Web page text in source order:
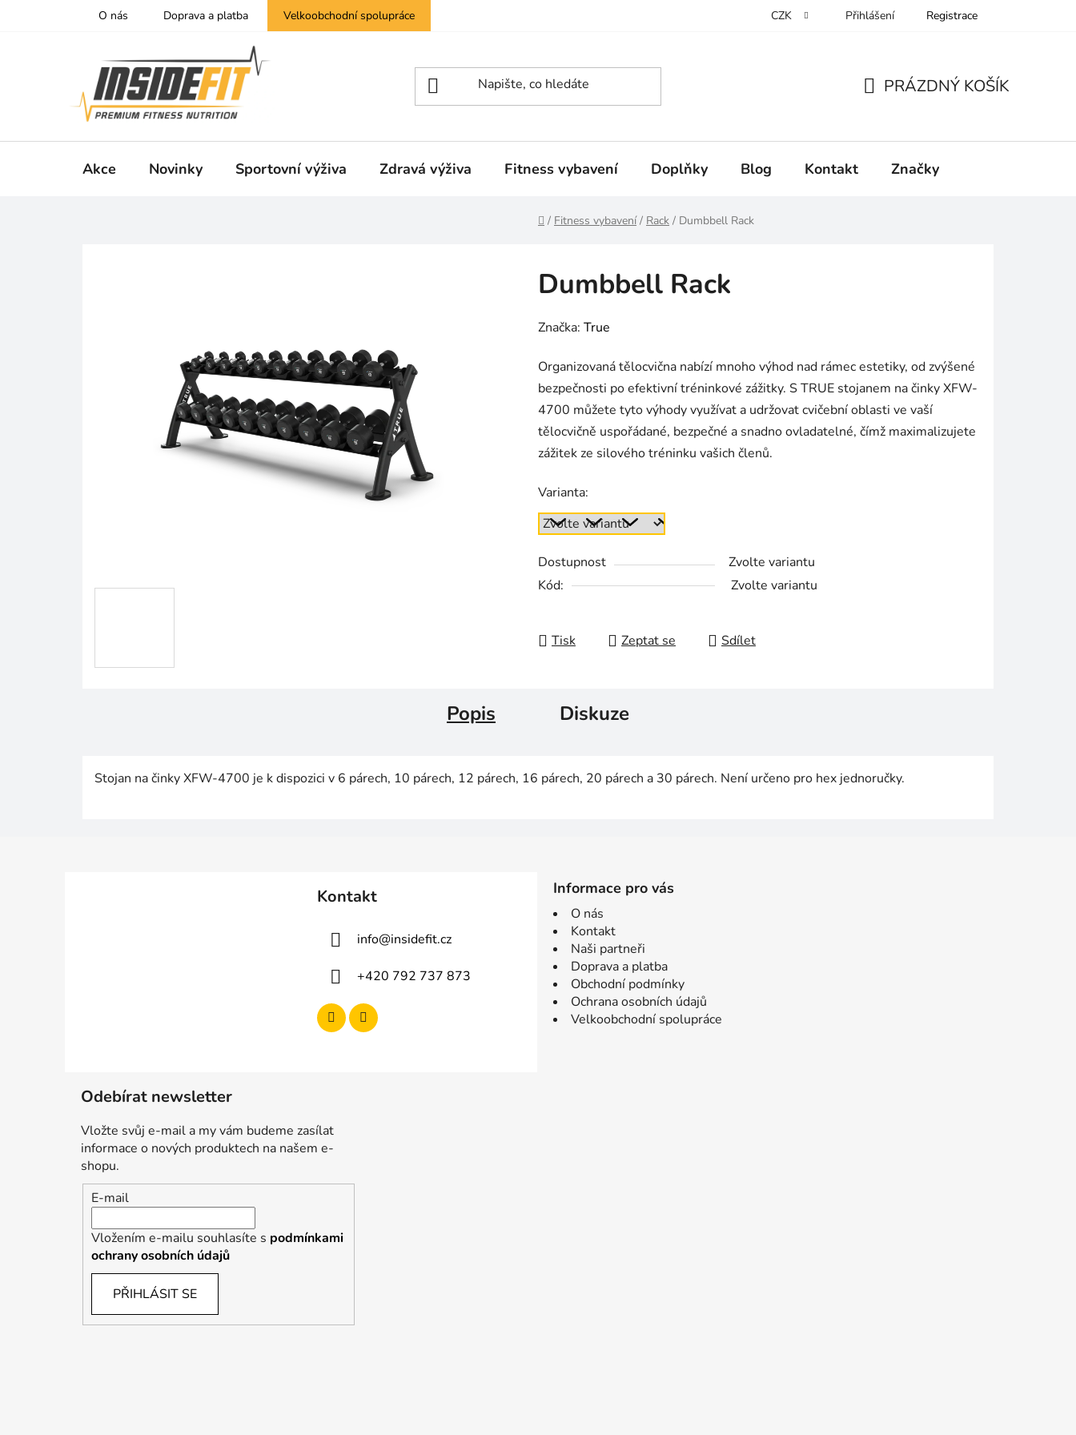
O nás Doprava a platba Velkoobchodní spolupráce CZK Přihlášení Registrace
KOŠÍK
PRÁZDNÝ KOŠÍK
Akce Novinky Sportovní výživa Zdravá výživa Fitness vybavení Doplňky Blog Kontakt Značky
Domů
/ Fitness vybavení / Rack / Dumbbell Rack
Dumbbell Rack
Značka: True
Organizovaná tělocvična nabízí mnoho výhod nad rámec estetiky, od zvýšené
bezpečnosti po efektivní tréninkové zážitky. S TRUE stojanem na činky XFW-
4700 můžete tyto výhody využívat a udržovat cvičební oblasti ve vaší
tělocvičně uspořádané, bezpečné a snadno ovladatelné, čímž maximalizujete
zážitek ze silového tréninku vašich členů.
Varianta:
Dostupnost
Zvolte variantu
Kód:
Zvolte variantu
Tisk Zeptat se Sdílet
Popis Diskuze
Stojan na činky XFW-4700 je k dispozici v 6 párech, 10 párech, 12 párech, 16 párech, 20 párech a 30 párech. Není určeno pro hex jednoručky.
Kontakt
info@insidefit.cz
+420 792 737 873
Informace pro vás
O nás
Kontakt
Naši partneři
Doprava a platba
Obchodní podmínky
Ochrana osobních údajů
Velkoobchodní spolupráce
Odebírat newsletter
Vložte svůj e-mail a my vám budeme zasílat
informace o nových produktech na našem e-
shopu.
E-mail
Vložením e-mailu souhlasíte s podmínkami
ochrany osobních údajů
PŘIHLÁSIT SE